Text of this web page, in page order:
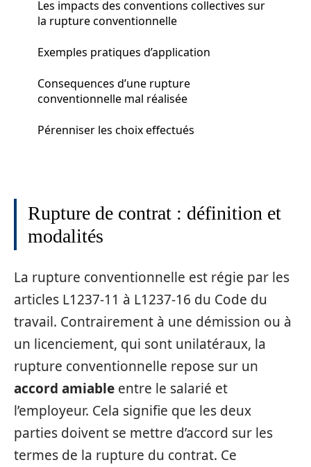
Les impacts des conventions collectives sur
la rupture conventionnelle
Exemples pratiques d’application
Consequences d’une rupture
conventionnelle mal réalisée
Pérenniser les choix effectués
Rupture de contrat : définition et
modalités
La rupture conventionnelle est régie par les
articles L1237-11 à L1237-16 du Code du
travail. Contrairement à une démission ou à
un licenciement, qui sont unilatéraux, la
rupture conventionnelle repose sur un
accord amiable entre le salarié et
l’employeur. Cela signifie que les deux
parties doivent se mettre d’accord sur les
termes de la rupture du contrat. Ce